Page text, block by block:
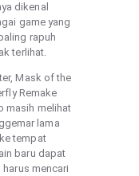
dikenal
game yang
rapuh
terlihat.
Mask of the
Remake
masih melihat
lama
tempat
baru dapat
mencari